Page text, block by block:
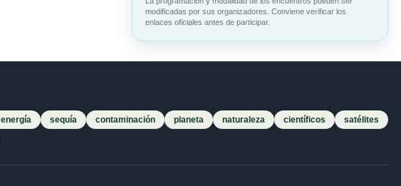
modificadas por sus organizadores. Conviene verificar los
enlaces oficiales antes de participar.
energía sequía contaminación planeta naturaleza científicos
satélites